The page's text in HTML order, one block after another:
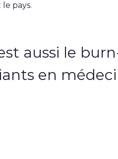
pays.
aussi le
en